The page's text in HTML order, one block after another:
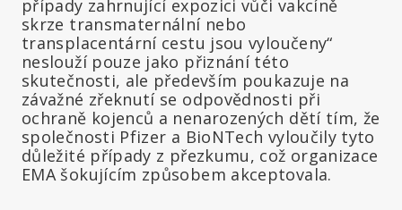
případy zahrnující expozici vůči vakcíně
skrze transmaternální nebo
transplacentární cestu jsou vyloučeny“
neslouží pouze jako přiznání této
skutečnosti, ale především poukazuje na
závažné zřeknutí se odpovědnosti při
ochraně kojenců a nenarozených dětí tím, že
společnosti Pfizer a BioNTech vyloučily tyto
důležité případy z přezkumu, což organizace
EMA šokujícím způsobem akceptovala.